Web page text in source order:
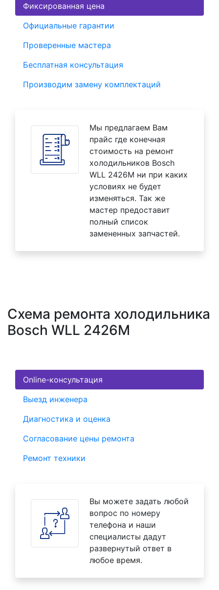
Фиксированная цена
Официальные гарантии
Проверенные мастера
Бесплатная консультация
Производим замену комплектаций
Мы предлагаем Вам
прайс где конечная
стоимость на ремонт
холодильников Bosch
WLL 2426M ни при каких
условиях не будет
изменяться. Так же
мастер предоставит
полный список
замененных запчастей.
Схема ремонта холодильника
Bosch WLL 2426M
Online-консультация
Выезд инженера
Диагностика и оценка
Согласование цены ремонта
Ремонт техники
Вы можете задать любой
вопрос по номеру
телефона и наши
специалисты дадут
развернутый ответ в
любое время.